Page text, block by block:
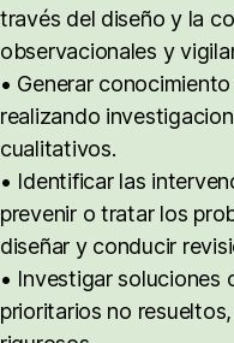
través del diseño y la
observacionales y
• Generar
realizando
cualitativos.
• Identificar las
prevenir o tratar los
diseñar y conducir
• Investigar soluciones
prioritarios no